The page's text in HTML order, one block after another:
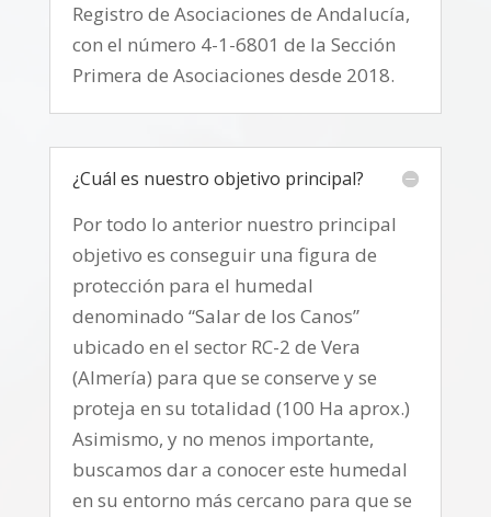
Registro de Asociaciones de Andalucía,
con el número 4-1-6801 de la Sección
Primera de Asociaciones desde 2018.
¿Cuál es nuestro objetivo principal?
Por todo lo anterior nuestro principal
objetivo es conseguir una figura de
protección para el humedal
denominado “Salar de los Canos”
ubicado en el sector RC-2 de Vera
(Almería) para que se conserve y se
proteja en su totalidad (100 Ha aprox.)
Asimismo, y no menos importante,
buscamos dar a conocer este humedal
en su entorno más cercano para que se